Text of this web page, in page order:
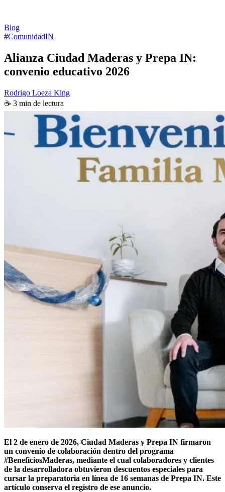
Blog
#ComunidadIN
Alianza Ciudad Maderas y Prepa IN:
convenio educativo 2026
Rodrigo Loeza King
☕ 3 min de lectura
El 2 de enero de 2026, Ciudad Maderas y Prepa IN firmaron
un convenio de colaboración dentro del programa
#BeneficiosMaderas, mediante el cual colaboradores y clientes
de la desarrolladora obtuvieron descuentos especiales para
cursar la preparatoria en línea de 16 semanas de Prepa IN. Este
artículo conserva el registro de ese anuncio.